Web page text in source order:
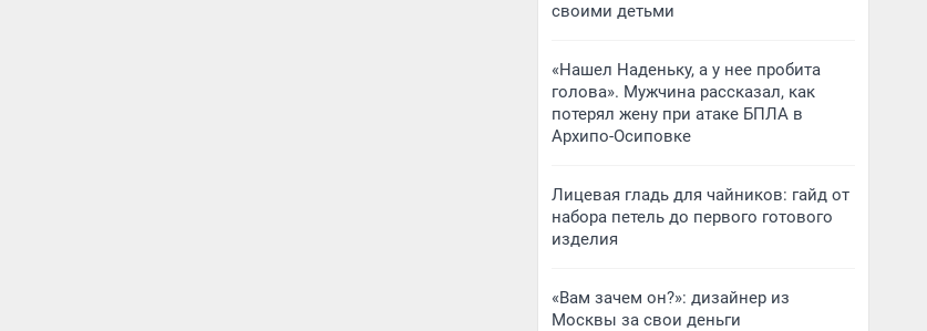
своими детьми
«Нашел Наденьку, а у нее пробита
голова». Мужчина рассказал, как
потерял жену при атаке БПЛА в
Архипо-Осиповке
Лицевая гладь для чайников: гайд от
набора петель до первого готового
изделия
«Вам зачем он?»: дизайнер из
Москвы за свои деньги